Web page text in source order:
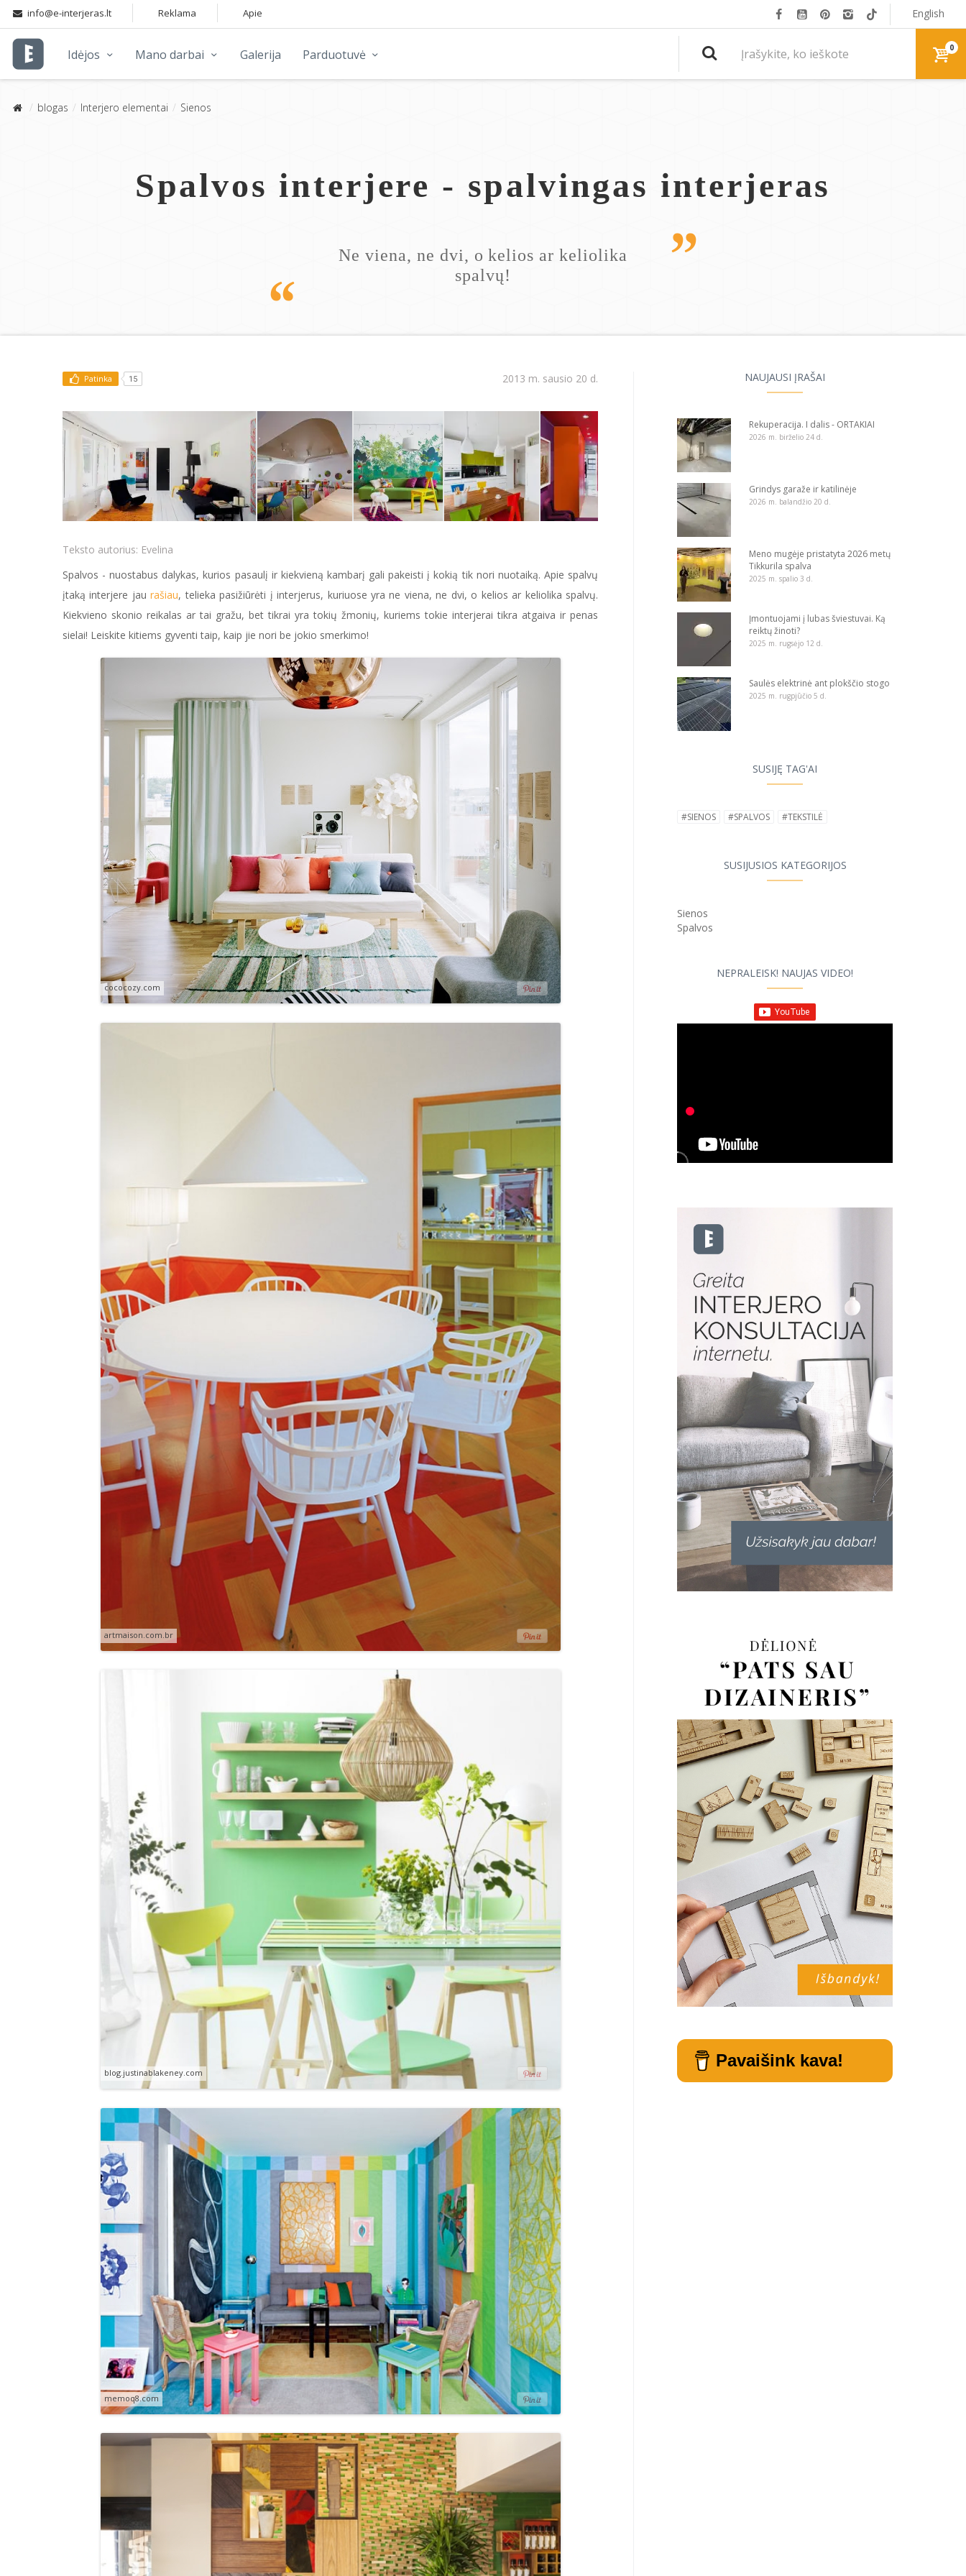
Idėjos Mano darbai Galerija Parduotuvė
English
info@e-interjeras.lt Reklama Apie
0
blogas Interjero elementai Sienos
Spalvos interjere - spalvingas interjeras
Ne viena, ne dvi, o kelios ar keliolika
spalvų!
NAUJAUSI ĮRAŠAI
Rekuperacija. I dalis - ORTAKIAI
2026 m. birželio 24 d.
Grindys garaže ir katilinėje
2026 m. balandžio 20 d.
Meno mugėje pristatyta 2026 metų
Tikkurila spalva
2025 m. spalio 3 d.
Įmontuojami į lubas šviestuvai. Ką
reiktų žinoti?
2025 m. rugsėjo 12 d.
Saulės elektrinė ant plokščio stogo
2025 m. rugpjūčio 5 d.
SUSIJĘ TAG'AI
#SIENOS #SPALVOS #TEKSTILĖ
SUSIJUSIOS KATEGORIJOS
Sienos
Spalvos
NEPRALEISK! NAUJAS VIDEO!
Pavaišink kava!
Patinka 15 2013 m. sausio 20 d.
Teksto autorius: Evelina
Spalvos - nuostabus dalykas, kurios pasaulį ir kiekvieną kambarį gali pakeisti į kokią tik nori nuotaiką. Apie spalvų
įtaką interjere jaurašiau, telieka pasižiūrėti į interjerus, kuriuose yra ne viena, ne dvi, o kelios ar keliolika spalvų.
Kiekvieno skonio reikalas ar tai gražu, bet tikrai yra tokių žmonių, kuriems tokie interjerai tikra atgaiva ir penas
sielai! Leiskite kitiems gyventi taip, kaip jie nori be jokio smerkimo!
cococozy.com
artmaison.com.br
blog.justinablakeney.com
memoq8.com